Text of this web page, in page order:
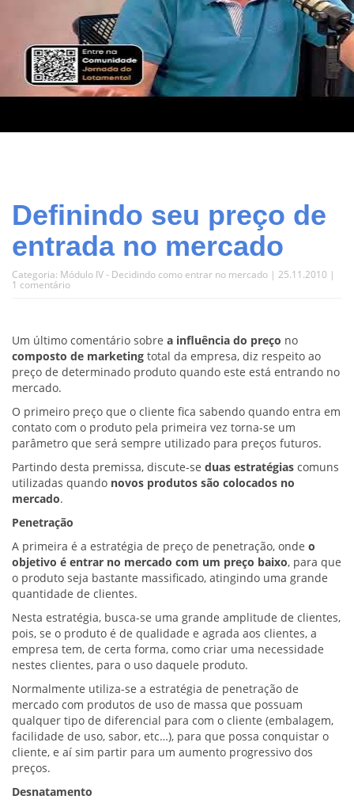
Definindo seu preço de
entrada no mercado
Categoria: Módulo IV - Decidindo como entrar no mercado | 25.11.2010 |
1 comentário
Um último comentário sobre a influência do preço no
composto de marketing total da empresa, diz respeito ao
preço de determinado produto quando este está entrando no
mercado.
O primeiro preço que o cliente fica sabendo quando entra em
contato com o produto pela primeira vez torna-se um
parâmetro que será sempre utilizado para preços futuros.
Partindo desta premissa, discute-se duas estratégias comuns
utilizadas quando novos produtos são colocados no
mercado.
Penetração
A primeira é a estratégia de preço de penetração, onde o
objetivo é entrar no mercado com um preço baixo, para que
o produto seja bastante massificado, atingindo uma grande
quantidade de clientes.
Nesta estratégia, busca-se uma grande amplitude de clientes,
pois, se o produto é de qualidade e agrada aos clientes, a
empresa tem, de certa forma, como criar uma necessidade
nestes clientes, para o uso daquele produto.
Normalmente utiliza-se a estratégia de penetração de
mercado com produtos de uso de massa que possuam
qualquer tipo de diferencial para com o cliente (embalagem,
facilidade de uso, sabor, etc…), para que possa conquistar o
cliente, e aí sim partir para um aumento progressivo dos
preços.
Desnatamento